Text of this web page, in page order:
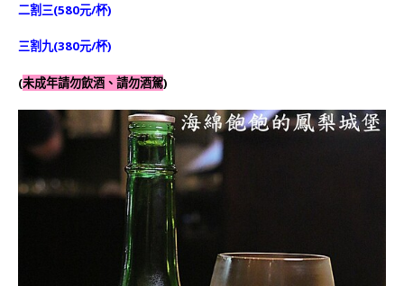
二割三(580元/杯)
三割九(380元/杯)
(未成年請勿飲酒、請勿酒駕)